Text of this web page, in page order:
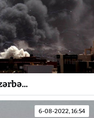
6-08-2022, 16:54